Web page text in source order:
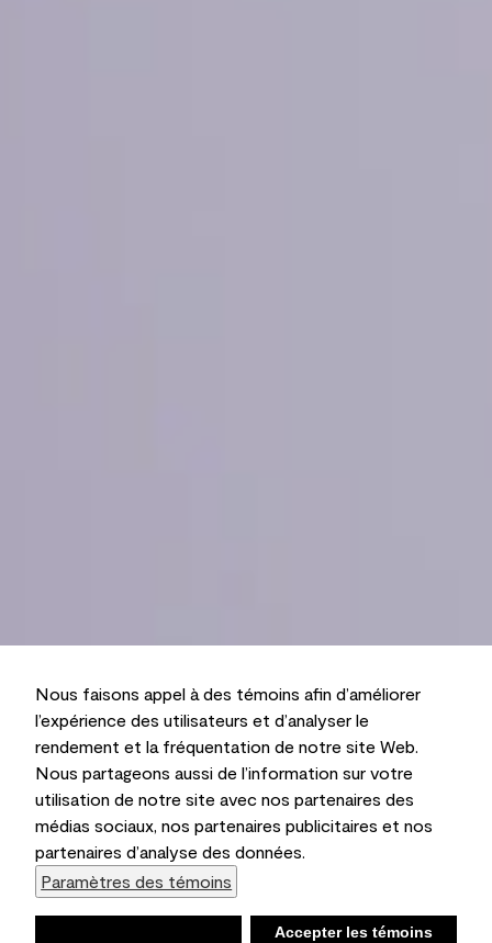
Nous faisons appel à des témoins afin d’améliorer
l’expérience des utilisateurs et d’analyser le
rendement et la fréquentation de notre site Web.
Nous partageons aussi de l’information sur votre
utilisation de notre site avec nos partenaires des
médias sociaux, nos partenaires publicitaires et nos
partenaires d’analyse des données.
Paramètres des témoins
Accepter les témoins
Liste d’achats